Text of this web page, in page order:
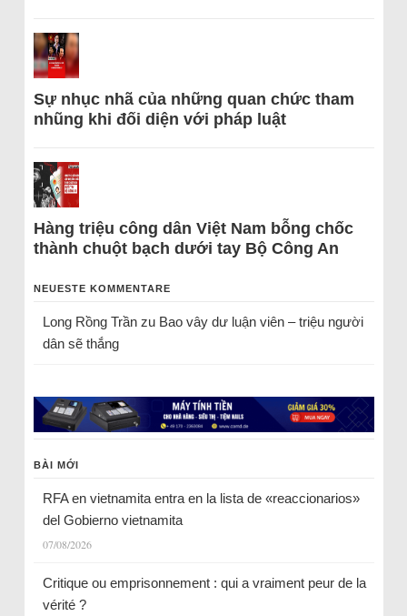
Sự nhục nhã của những quan chức tham
nhũng khi đối diện với pháp luật
Hàng triệu công dân Việt Nam bỗng chốc
thành chuột bạch dưới tay Bộ Công An
NEUESTE KOMMENTARE
Long Rồng Trầnzu Bao vây dư luận viên – triệu người
dân sẽ thắng
BÀI MỚI
RFA en vietnamita entra en la lista de «reaccionarios»
del Gobierno vietnamita
07/08/2026
Critique ou emprisonnement : qui a vraiment peur de la
vérité ?